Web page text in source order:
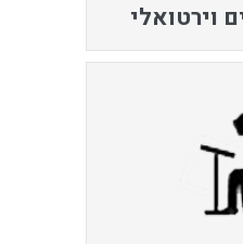
וירטואלי